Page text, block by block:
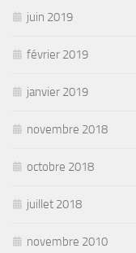
juin 2019
février 2019
janvier 2019
novembre 2018
octobre 2018
juillet 2018
novembre 2010